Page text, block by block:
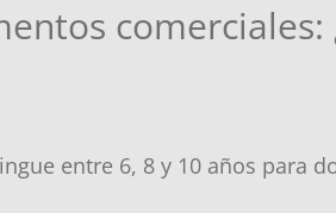
comerciales:
entre 6, 8 y 10 años para